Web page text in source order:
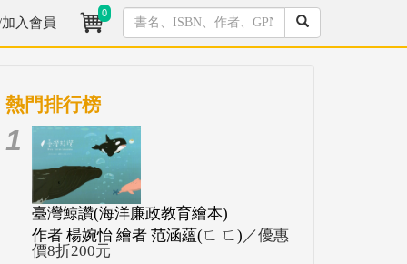
入會員
0
熱門排行榜
1
臺灣鯨讚(海洋廉政教育繪本)
作者 楊婉怡 繪者 范涵蘊(ㄈ ㄈ) ／優惠
價8折200元